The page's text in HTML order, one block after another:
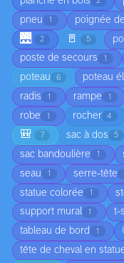
pneu 1 poignée
🌉 2 🚪 5
poste de secours 1
poteau 6 poteau
radis 1 rampe 1
robe 1 rocher 4
🎒 7 sac à dos 5
sac bandoulière 1
seau 1 serre-tête
statue colorée 1
support mural 1 t-
tableau de bord 1
tête de cheval en